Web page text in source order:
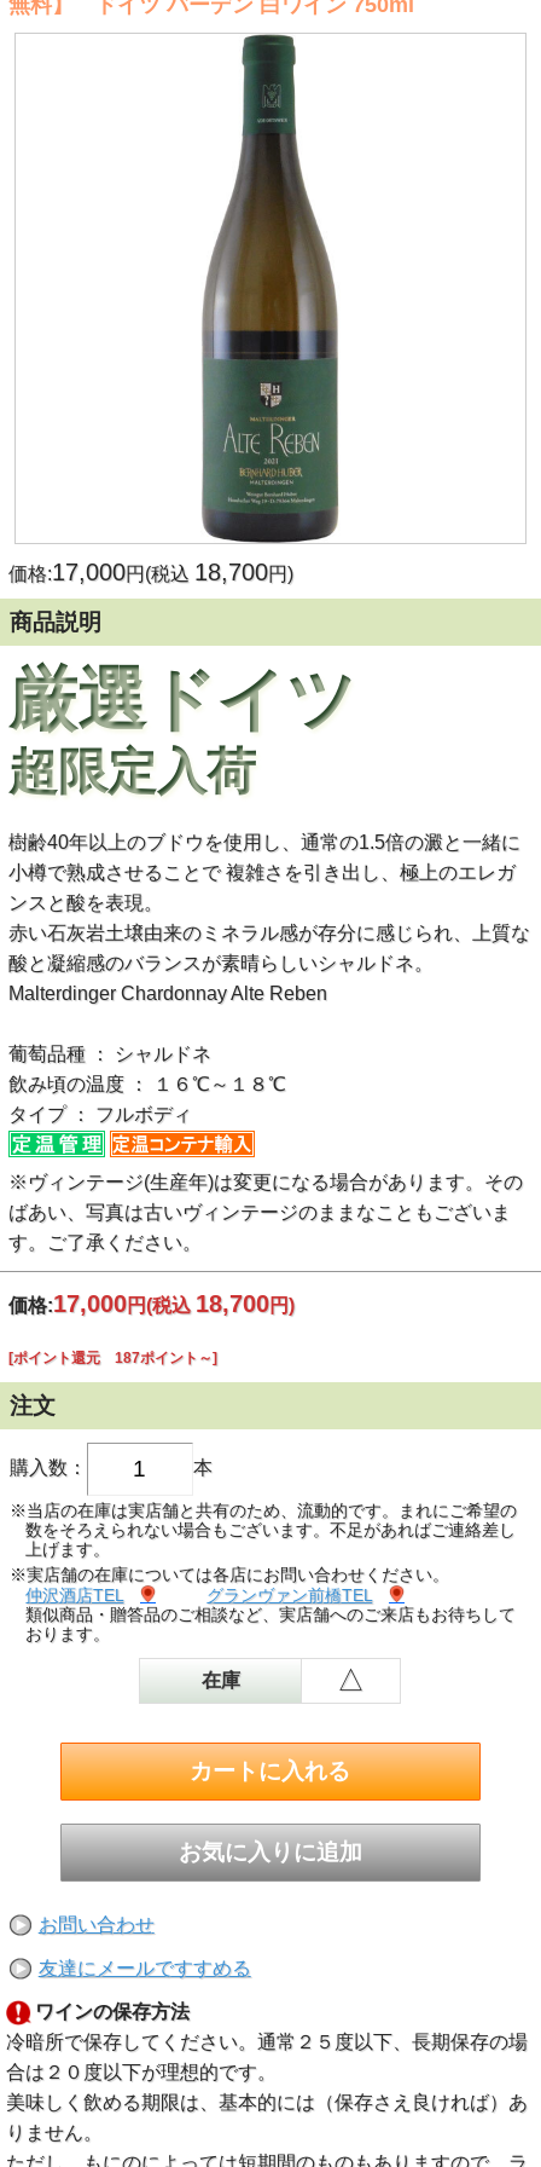
価格:17,000円(税込 18,700円)
商品説明
厳選ドイツ
超限定入荷
樹齢40年以上のブドウを使用し、通常の1.5倍の澱と一緒に
小樽で熟成させることで 複雑さを引き出し、極上のエレガ
ンスと酸を表現。
赤い石灰岩土壌由来のミネラル感が存分に感じられ、上質な
酸と凝縮感のバランスが素晴らしいシャルドネ。
Malterdinger Chardonnay Alte Reben
葡萄品種 ： シャルドネ
飲み頃の温度 ： １６℃～１８℃
タイプ ： フルボディ
※ヴィンテージ(生産年)は変更になる場合があります。その
ばあい、写真は古いヴィンテージのままなこともございま
す。ご了承ください。
価格:17,000円(税込 18,700円)
[ポイント還元 187ポイント～]
注文
購入数： 本
※当店の在庫は実店舗と共有のため、流動的です。まれにご希望の
数をそろえられない場合もございます。不足があればご連絡差し
上げます。
※実店舗の在庫については各店にお問い合わせください。
仲沢酒店TEL
グランヴァン前橋TEL
類似商品・贈答品のご相談など、実店舗へのご来店もお待ちして
おります。
在庫 △
お問い合わせ
友達にメールですすめる
ワインの保存方法
冷暗所で保存してください。通常２５度以下、長期保存の場
合は２０度以下が理想的です。
美味しく飲める期限は、基本的には（保存さえ良ければ）あ
りません。
ただし、もにのによっては短期間のものもありますので、ラ